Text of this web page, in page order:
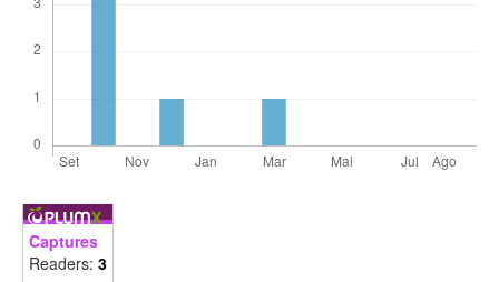
Captures
Readers: 3